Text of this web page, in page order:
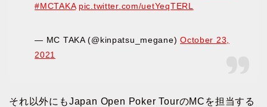
#MCTAKA pic.twitter.com/uetYeqTERL
— MC TAKA (@kinpatsu_megane)October 23,
2021
それ以外にもJapan Open Poker TourのMCを担当する